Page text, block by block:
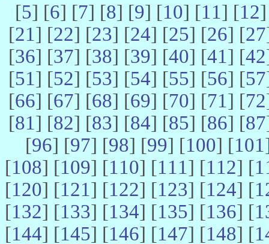
[5] [6] [7] [8] [9] [10] [11] [12
[21] [22] [23] [24] [25] [26] [27
[36] [37] [38] [39] [40] [41] [42
[51] [52] [53] [54] [55] [56] [57
[66] [67] [68] [69] [70] [71] [72
[81] [82] [83] [84] [85] [86] [87
[96] [97] [98] [99] [100] [101
[108] [109] [110] [111] [112] [
[120] [121] [122] [123] [124] [
[132] [133] [134] [135] [136] [
[144] [145] [146] [147] [148] [